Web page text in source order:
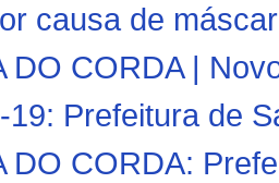
causa de
DO CORDA |
19: Prefeitura de
DO CORDA: